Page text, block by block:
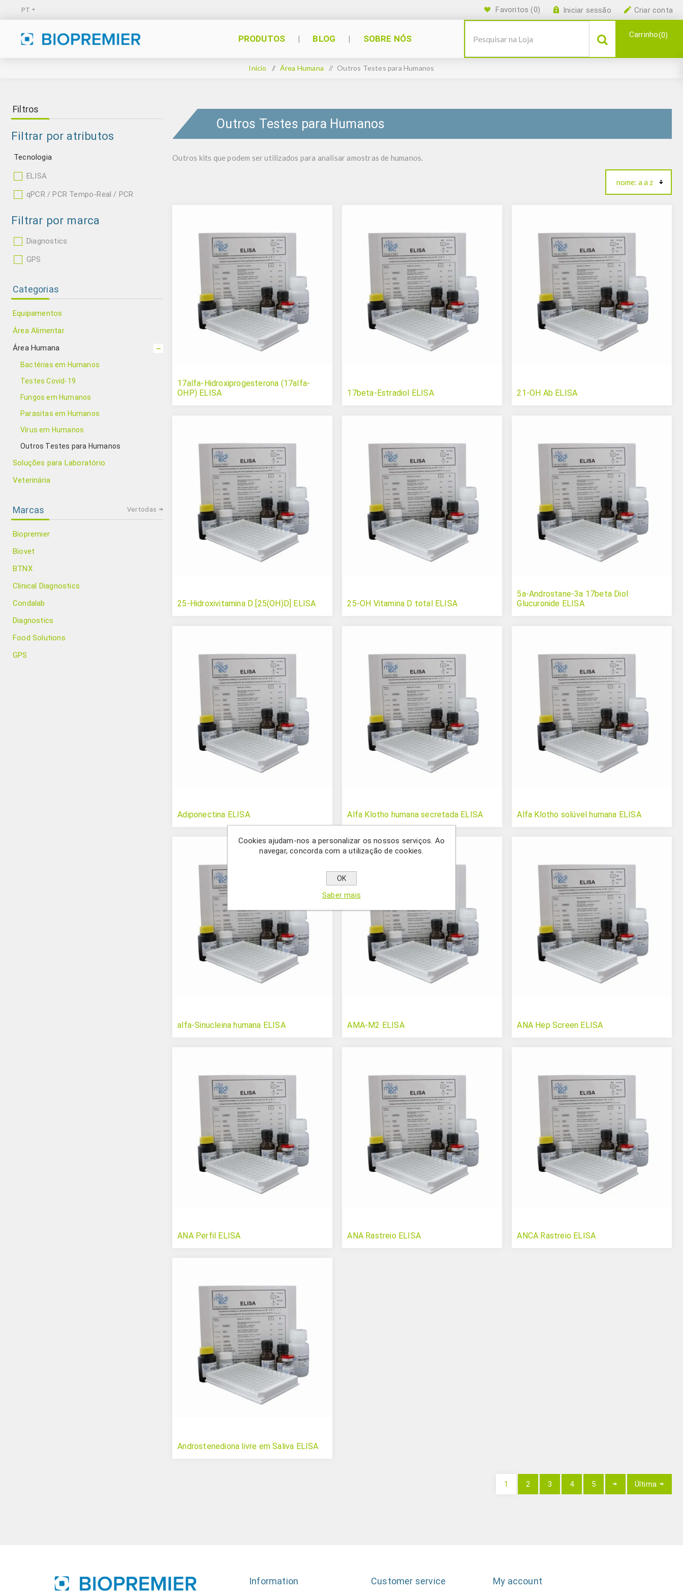
Criar conta
Iniciar sessão
Favoritos (0)
PRODUTOS BLOG SOBRE NÓS Carrinho 0
Início / Área Humana / Outros Testes para Humanos
Outros Testes para Humanos
Outros kits que podem ser utilizados para analisar amostras de humanos.
17alfa-Hidroxiprogesterona (17alfa-
OHP) ELISA
17beta-Estradiol ELISA 21-OH Ab ELISA
25-Hidroxivitamina D [25(OH)D] ELISA 25-OH Vitamina D total ELISA
5a-Androstane-3a 17beta Diol
Glucuronide ELISA
Adiponectina ELISA Alfa Klotho humana secretada ELISA Alfa Klotho solúvel humana ELISA
alfa-Sinucleina humana ELISA AMA-M2 ELISA ANA Hep Screen ELISA
ANA Perfil ELISA ANA Rastreio ELISA ANCA Rastreio ELISA
Androstenediona livre em Saliva ELISA
1 2 3 4 5 Última
Filtros
Filtrar por atributos
Tecnologia
ELISA
qPCR / PCR Tempo-Real / PCR
Filtrar por marca
Diagnostics
GPS
Categorias
Equipamentos
Área Alimentar
Área Humana
Bactérias em Humanos
Testes Covid-19
Fungos em Humanos
Parasitas em Humanos
Vírus em Humanos
Outros Testes para Humanos
Soluções para Laboratório
Veterinária
Marcas
Biopremier
Biovet
BTNX
Clinical Diagnostics
Condalab
Diagnostics
Food Solutions
GPS
Ver todas
Information Customer service My account
Cookies ajudam-nos a personalizar os nossos serviços. Ao
navegar, concorda com a utilização de cookies.
OK
Saber mais